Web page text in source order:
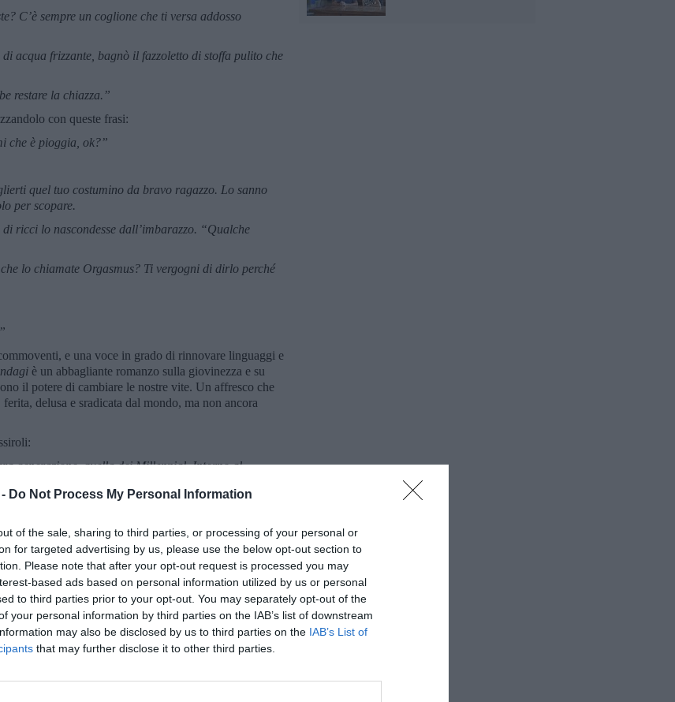
Do Not Process My Personal Information
of the sale, sharing to third parties, or processing of your personal or
for targeted advertising by us, please use the below opt-out section to
Please note that after your opt-out request is processed you may
based ads based on personal information utilized by us or personal
to third parties prior to your opt-out. You may separately opt-out of the
your personal information by third parties on the IAB’s list of downstream
may also be disclosed by us to third parties on the IAB’s List of
that may further disclose it to other third parties.
C’è sempre un coglione che ti versa addosso
acqua frizzante, bagnò il fazzoletto di stoffa pulito che
restare la chiazza.”
con queste frasi:
che è pioggia, ok?”
quel tuo costumino da bravo ragazzo. Lo sanno
per scopare.
ricci lo nascondesse dall’imbarazzo. “Qualche
lo chiamate Orgasmus? Ti vergogni di dirlo perché
e una voce in grado di rinnovare linguaggi e
è un abbagliante romanzo sulla giovinezza e su
il potere di cambiare le nostre vite. Un affresco che
delusa e sradicata dal mondo, ma non ancora
generazione, quella dei Millennial. Intorno al
si stagliano infatti figure indimenticabili, nate
come randagi, in un vuoto di senso.
di colpa si fanno eco e uniscono gli amici, ma
scrittura, a tratti tragica e a tratti esilarante, ci
ci accorgiamo non essere poi tanto diverso da quello
nomi differenti.”
di inadeguatezza, di incapacità di adattamento, di
“talento di restare immobili”, nel vano tentativo di
centro della sua esistenza una strofa di una canzone
al buio per smaltire un dolore”. Anche nei passi
a lasciare per mesi la sua città natale, Pisa, per Madrid,
la sua immobilità, anche sentimentale, non lo